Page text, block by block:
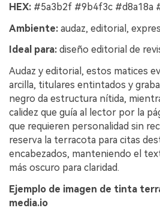
HEX: #5a3b2f #9b4f3c #d8a18a
Ambiente: audaz, editorial,
Ideal para: diseño editorial de
Audaz y editorial, estos matices
arcilla, titulares entintados y
negro da estructura nítida,
calidez que guía al lector por la
que requieren personalidad sin
reserva la terracota para citas
encabezados, manteniendo el
más oscuro para claridad.
Ejemplo de imagen de tinta
media.io